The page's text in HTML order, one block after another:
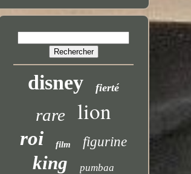
disney fierté
rare lion
roi film figurine
king pumbaa